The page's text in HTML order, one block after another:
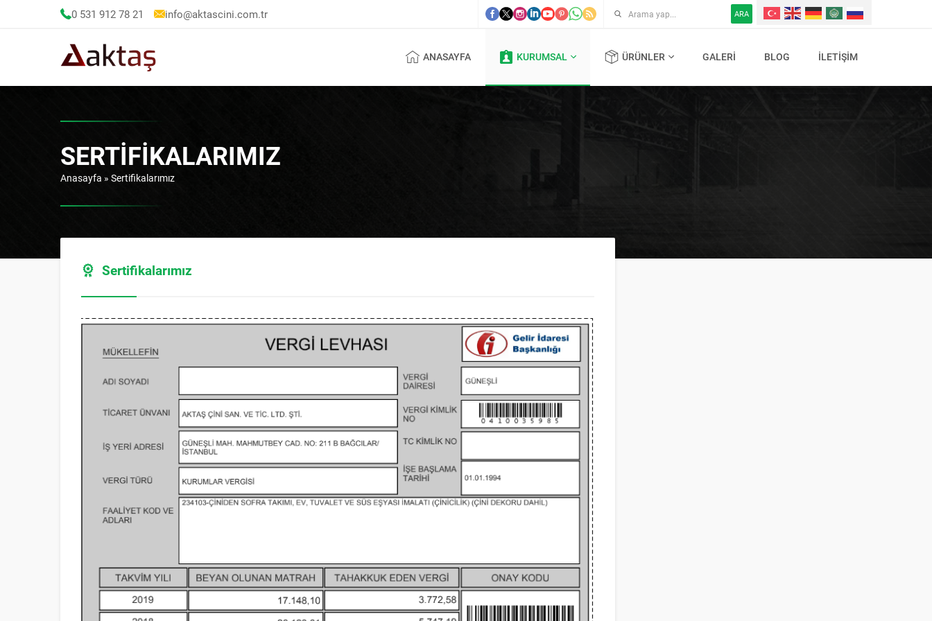
0 531 912 78 21 info@aktascini.com.tr ARA
ANASAYFA KURUMSAL ÜRÜNLER GALERI BLOG İLETIŞIM
SERTIFIKALARIMIZ
Anasayfa » Sertifikalarımız
Sertifikalarımız